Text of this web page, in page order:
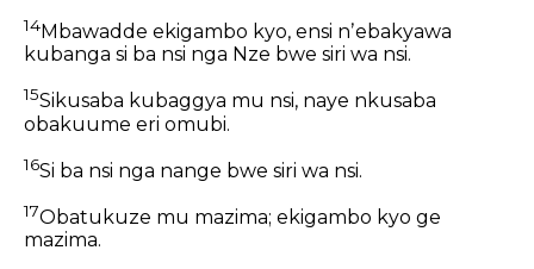
14Mbawadde ekigambo kyo, ensi nʼebakyawa
kubanga si ba nsi nga Nze bwe siri wa nsi.
15Sikusaba kubaggya mu nsi, naye nkusaba
obakuume eri omubi.
16Si ba nsi nga nange bwe siri wa nsi.
17Obatukuze mu mazima; ekigambo kyo ge
mazima.